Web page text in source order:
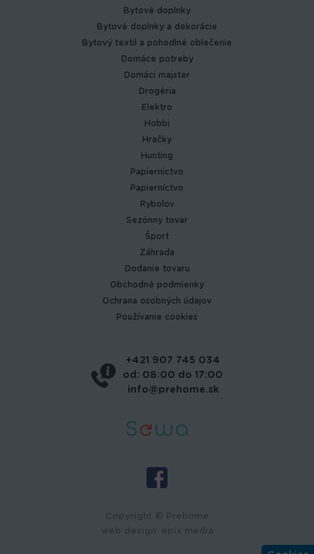
Bytové doplnky
Bytové doplnky a dekorácie
Bytový textil a pohodlné oblečenie
Domáce potreby
Domáci majster
Drogéria
Elektro
Hobbi
Hračky
Hunting
Papiernictvo
Papierníctvo
Rybolov
Sezónny tovar
Šport
Záhrada
Dodanie tovaru
Obchodné podmienky
Ochrana osobných údajov
Používanie cookies
+421 907 745 034
od: 08:00 do 17:00
info@prehome.sk